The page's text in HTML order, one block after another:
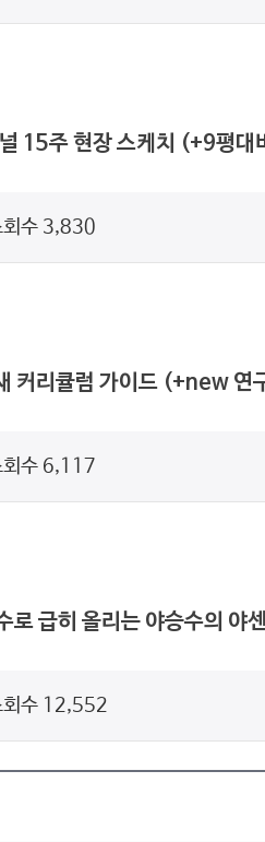
15주 현장 스케치 (+9평대
회수 3,830
커리큘럼 가이드 (+new 연
회수 6,117
로 급히 올리는 야승수의 야
회수 12,552